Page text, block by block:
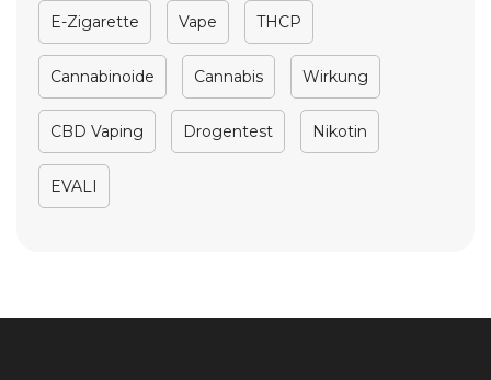
E-Zigarette Vape THCP
Cannabinoide Cannabis Wirkung
CBD Vaping Drogentest Nikotin
EVALI